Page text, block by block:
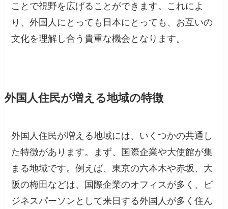
ことで視野を広げることができます。これによ
り、外国人にとっても日本にとっても、お互いの
文化を理解し合う貴重な機会となります。
外国人住民が増える地域の特徴
外国人住民が増える地域には、いくつかの共通し
た特徴があります。まず、国際企業や大使館が集
まる地域です。例えば、東京の六本木や赤坂、大
阪の梅田などは、国際企業のオフィスが多く、ビ
ジネスパーソンとして来日する外国人が多く住ん